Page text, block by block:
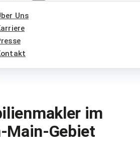
Uns
im
Main-Gebiet